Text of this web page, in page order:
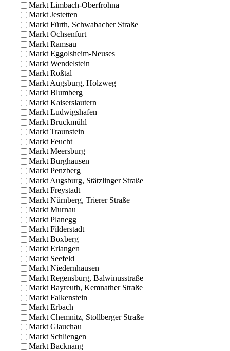
Markt Limbach-Oberfrohna
Markt Jestetten
Markt Fürth, Schwabacher Straße
Markt Ochsenfurt
Markt Ramsau
Markt Eggolsheim-Neuses
Markt Wendelstein
Markt Roßtal
Markt Augsburg, Holzweg
Markt Blumberg
Markt Kaiserslautern
Markt Ludwigshafen
Markt Bruckmühl
Markt Traunstein
Markt Feucht
Markt Meersburg
Markt Burghausen
Markt Penzberg
Markt Augsburg, Stätzlinger Straße
Markt Freystadt
Markt Nürnberg, Trierer Straße
Markt Murnau
Markt Planegg
Markt Filderstadt
Markt Boxberg
Markt Erlangen
Markt Seefeld
Markt Niedernhausen
Markt Regensburg, Balwinusstraße
Markt Bayreuth, Kemnather Straße
Markt Falkenstein
Markt Erbach
Markt Chemnitz, Stollberger Straße
Markt Glauchau
Markt Schliengen
Markt Backnang